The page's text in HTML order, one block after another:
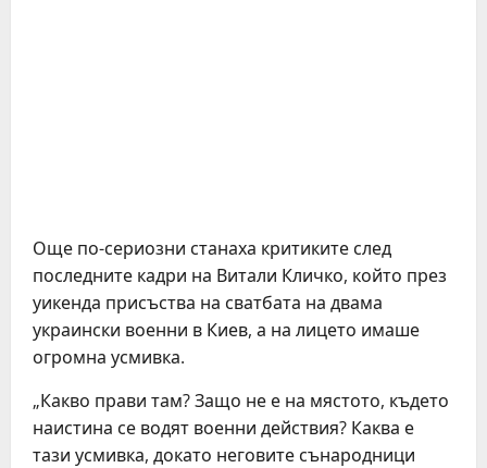
Още по-сериозни станаха критиките след
последните кадри на Витали Кличко, който през
уикенда присъства на сватбата на двама
украински военни в Киев, а на лицето имаше
огромна усмивка.
„Какво прави там? Защо не е на мястото, където
наистина се водят военни действия? Каква е
тази усмивка, докато неговите сънародници